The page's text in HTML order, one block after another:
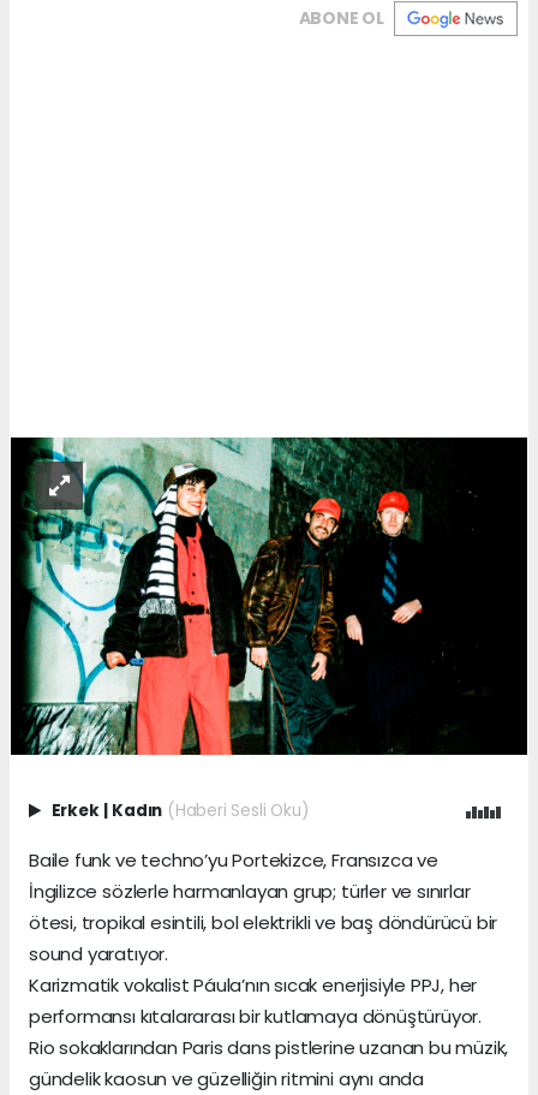
ABONE OL
Erkek | Kadın (Haberi Sesli Oku)
Baile funk ve techno’yu Portekizce, Fransızca ve
İngilizce sözlerle harmanlayan grup; türler ve sınırlar
ötesi, tropikal esintili, bol elektrikli ve baş döndürücü bir
sound yaratıyor.
Karizmatik vokalist Páula’nın sıcak enerjisiyle PPJ, her
performansı kıtalararası bir kutlamaya dönüştürüyor.
Rio sokaklarından Paris dans pistlerine uzanan bu müzik,
gündelik kaosun ve güzelliğin ritmini aynı anda